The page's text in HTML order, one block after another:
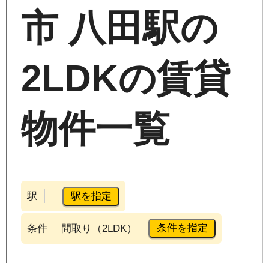
市 八田駅の
2LDKの賃貸
物件一覧
駅 駅を指定
条件 間取り（2LDK） 条件を指定